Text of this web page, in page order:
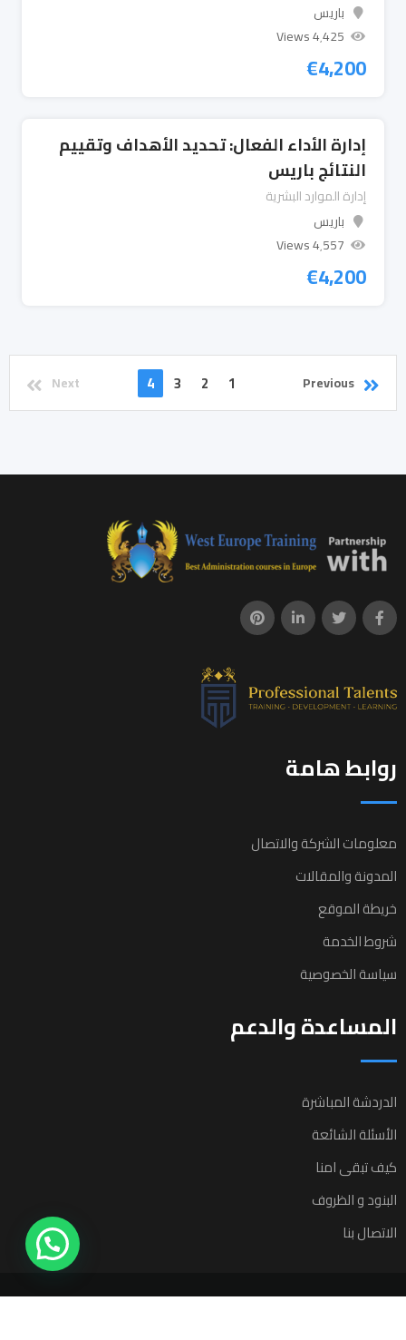
باريس
4٬425 Views
€4,200
إدارة الأداء الفعال: تحديد الأهداف وتقييم
النتائج باريس
إدارة الموارد البشرية
باريس
4٬557 Views
€4,200
Previous
1
2
3
4
Next
روابط هامة
معلومات الشركة والاتصال
المدونة والمقالات
خريطة الموقع
شروط الخدمة
سياسة الخصوصية
المساعدة والدعم
الدردشة المباشرة
الأسئلة الشائعة
كيف تبقى امنا
البنود و الظروف
الاتصال بنا